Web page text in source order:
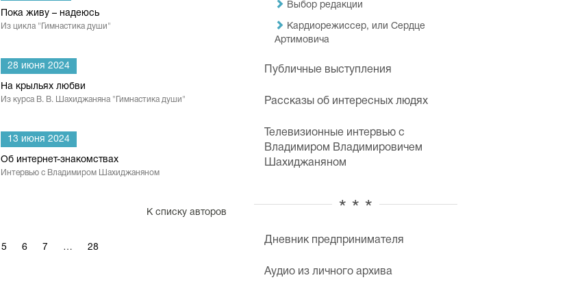
Пока живу – надеюсь
Из цикла "Гимнастика души"
28 июня 2024
На крыльях любви
Из курса В. В. Шахиджаняна "Гимнастика души"
13 июня 2024
Об интернет-знакомствах
Интервью с Владимиром Шахиджаняном
К списку авторов
5 6 7 … 28
Выбор редакции
Кардиорежиссер, или Сердце
Артимовича
Публичные выступления
Рассказы об интересных людях
Телевизионные интервью с
Владимиром Владимировичем
Шахиджаняном
* * *
Дневник предпринимателя
Аудио из личного архива